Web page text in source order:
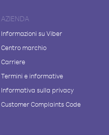
AZIENDA
Informazioni su Viber
Centro marchio
Carriere
Termini e informative
Informativa sulla privacy
Customer Complaints Code